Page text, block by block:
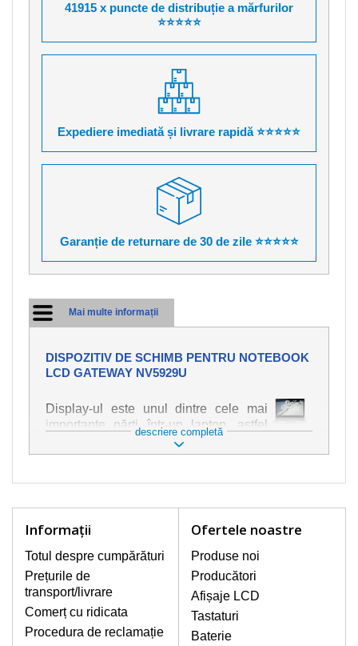
41915 x puncte de distribuție a mărfurilor
⭐⭐⭐⭐⭐
Expediere imediată și livrare rapidă ⭐⭐⭐⭐⭐
Garanție de returnare de 30 de zile ⭐⭐⭐⭐⭐
Mai multe informații
DISPOZITIV DE SCHIMB PENTRU NOTEBOOK
LCD GATEWAY NV5929U
Display-ul este unul dintre cele mai
importante părți într-un laptop, astfel
încât ne străduim să oferim piese de
schimb de cea mai bună calitate.
ul cu cea mai mare atenție. Cele mai
natură mecanică, cum ar fi afișajul rupt
sau crăpat. În plus, dungile verticale,
afișajul neiluminat, luminozitatea
intermitentă sau neuniformă
AFIŞAJE/DISPLAY LCD
descriere completă
Informaţii
Totul despre cumpărături
Prețurile de
transport/livrare
Comerț cu ridicata
Procedura de reclamație
Ofertele noastre
Produse noi
Producători
Afișaje LCD
Tastaturi
Baterie